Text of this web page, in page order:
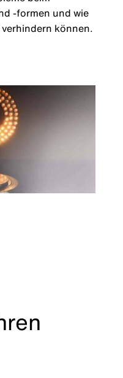
-formen und wie
können.